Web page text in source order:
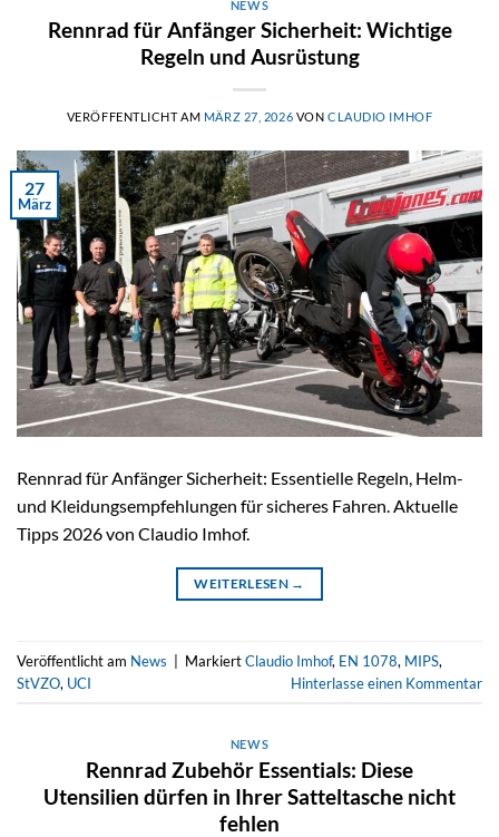
NEWS
Rennrad für Anfänger Sicherheit: Wichtige
Regeln und Ausrüstung
VERÖFFENTLICHT AM MÄRZ 27, 2026 VON CLAUDIO IMHOF
27
März
Rennrad für Anfänger Sicherheit: Essentielle Regeln, Helm-
und Kleidungsempfehlungen für sicheres Fahren. Aktuelle
Tipps 2026 von Claudio Imhof.
WEITERLESEN →
Veröffentlicht am News MarkiertClaudio Imhof, EN 1078, MIPS,
StVZO, UCI Hinterlasse einen Kommentar
NEWS
Rennrad Zubehör Essentials: Diese
Utensilien dürfen in Ihrer Satteltasche nicht
fehlen